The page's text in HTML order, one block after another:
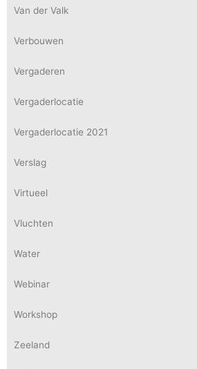
Van der Valk
Verbouwen
Vergaderen
Vergaderlocatie
Vergaderlocatie 2021
Verslag
Virtueel
Vluchten
Water
Webinar
Workshop
Zeeland